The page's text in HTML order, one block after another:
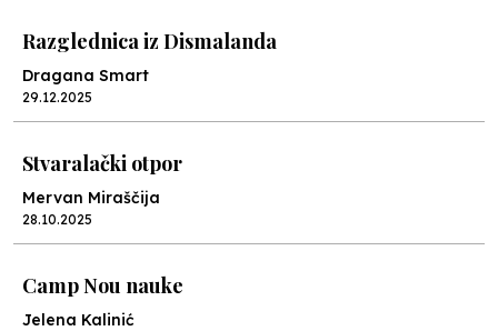
Razglednica iz Dismalanda
Dragana Smart
29.12.2025
Stvaralački otpor
Mervan Miraščija
28.10.2025
Camp Nou nauke
Jelena Kalinić